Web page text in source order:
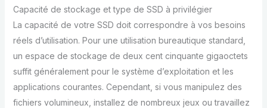
Capacité de stockage et type de SSD à privilégier
La capacité de votre SSD doit correspondre à vos besoins
réels d’utilisation. Pour une utilisation bureautique standard,
un espace de stockage de deux cent cinquante gigaoctets
suffit généralement pour le système d’exploitation et les
applications courantes. Cependant, si vous manipulez des
fichiers volumineux, installez de nombreux jeux ou travaillez